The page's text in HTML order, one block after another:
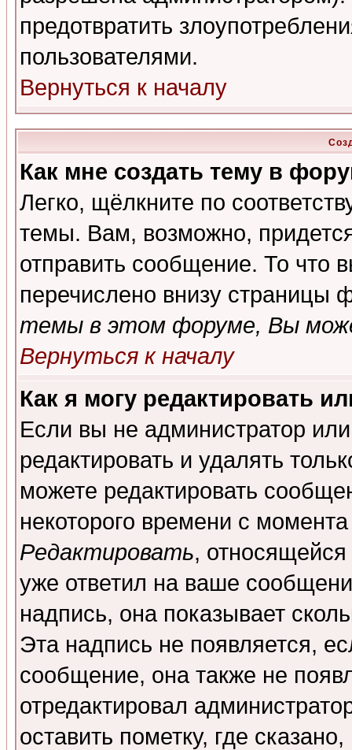
предотвратить
пользователями.
Вернуться к началу
Как мне создать тему в
Легко, щёлкните по
темы. Вам, возможно,
отправить сообщение. То что
перечислено внизу страницы
темы в этом форуме, Вы
Вернуться к началу
Как я могу редактировать
Если вы не администратор
редактировать и удалять
можете редактировать
некоторого времени с
Редактировать,
уже ответил на ваше
надпись, она показывает
Эта надпись не появляется,
сообщение, она также не
отредактировал
оставить пометку, где